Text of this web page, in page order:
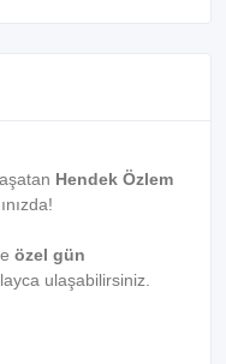
Hendek Özlem
özel gün
ulaşabilirsiniz.